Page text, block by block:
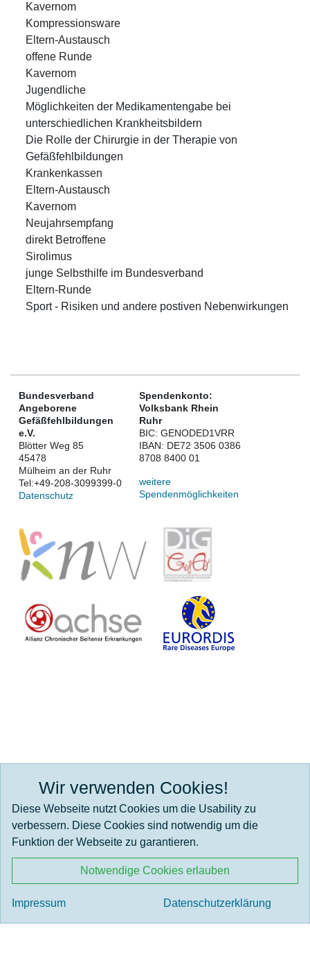
Kavernom
Kompressionsware
Eltern-Austausch
offene Runde
Kavernom
Jugendliche
Möglichkeiten der Medikamentengabe bei
unterschiedlichen Krankheitsbildern
Die Rolle der Chirurgie in der Therapie von
Gefäßfehlbildungen
Krankenkassen
Eltern-Austausch
Kavernom
Neujahrsempfang
direkt Betroffene
Sirolimus
junge Selbsthilfe im Bundesverband
Eltern-Runde
Sport - Risiken und andere postiven Nebenwirkungen
Bundesverband
Angeborene
Gefäßfehlbildungen
e.V.
Blötter Weg 85
45478
Mülheim an der Ruhr
Tel:+49-208-3099399-0
Datenschutz
Spendenkonto:
Volksbank Rhein
Ruhr
BIC: GENODED1VRR
IBAN: DE72 3506 0386
8708 8400 01
weitere
Spendenmöglichkeiten
Wir werden gefördert durch:
Wir verwenden Cookies!
Diese Webseite nutzt Cookies um die Usability zu
verbessern. Diese Cookies sind notwendig um die
Funktion der Webseite zu garantieren.
Notwendige Cookies erlauben
Impressum Datenschutzerklärung